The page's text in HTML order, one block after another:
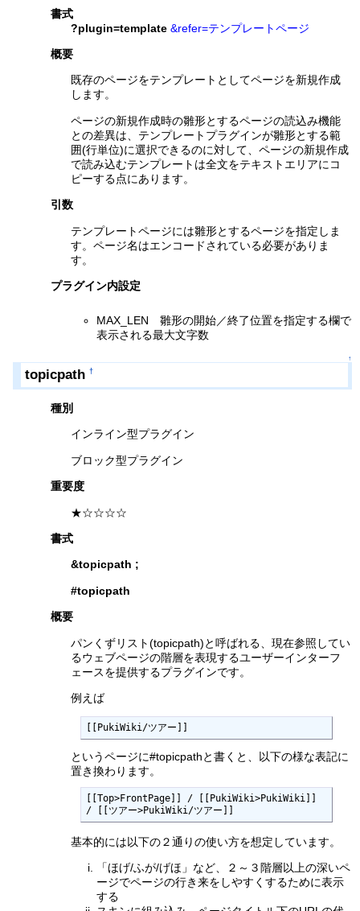
書式
?plugin=template &refer=テンプレートページ
概要
既存のページをテンプレートとしてページを新規作成
します。
ページの新規作成時の雛形とするページの読込み機能
との差異は、テンプレートプラグインが雛形とする範
囲(行単位)に選択できるのに対して、ページの新規作成
で読み込むテンプレートは全文をテキストエリアにコ
ピーする点にあります。
引数
テンプレートページには雛形とするページを指定しま
す。ページ名はエンコードされている必要がありま
す。
プラグイン内設定
MAX_LEN 雛形の開始／終了位置を指定する欄で
表示される最大文字数
↑
topicpath †
種別
インライン型プラグイン
ブロック型プラグイン
重要度
★☆☆☆☆
書式
&topicpath ;
#topicpath
概要
パンくずリスト(topicpath)と呼ばれる、現在参照してい
るウェブページの階層を表現するユーザーインターフ
ェースを提供するプラグインです。
例えば
[[PukiWiki/ツアー]]
というページに#topicpathと書くと、以下の様な表記に
置き換わります。
[[Top>FrontPage]] / [[PukiWiki>PukiWiki]]
/ [[ツアー>PukiWiki/ツアー]]
基本的には以下の２通りの使い方を想定しています。
「ほげ/ふが/げほ」など、２～３階層以上の深いペ
ージでページの行き来をしやすくするために表示
する